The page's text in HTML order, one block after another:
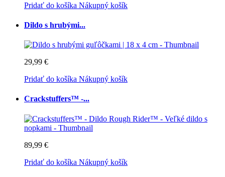
Pridať do košíka Nákupný košík
Dildo s hrubými...
29,99 €
Pridať do košíka Nákupný košík
Crackstuffers™ -...
89,99 €
Pridať do košíka Nákupný košík